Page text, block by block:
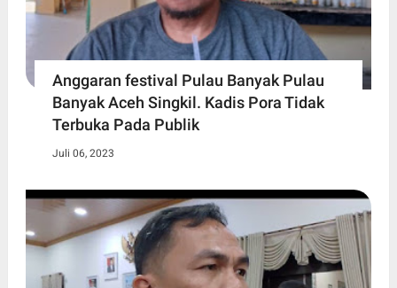
Anggaran festival Pulau Banyak Pulau
Banyak Aceh Singkil. Kadis Pora Tidak
Terbuka Pada Publik
Juli 06, 2023